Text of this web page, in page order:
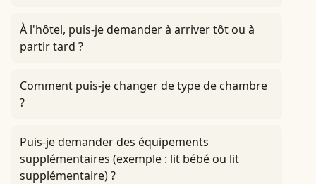
À l'hôtel, puis-je demander à arriver tôt ou à
partir tard ?
Comment puis-je changer de type de chambre
?
Puis-je demander des équipements
supplémentaires (exemple : lit bébé ou lit
supplémentaire) ?